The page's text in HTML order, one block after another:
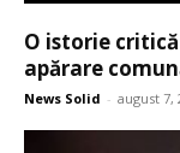
O istorie
apărare
News Solid - august 7,